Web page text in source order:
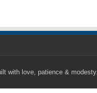
with love, patience & modesty.